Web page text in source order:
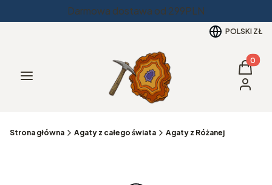
Darmowa dostawa od 299PLN
POLSKI ZŁ
Menu
Koszyk
Strona główna Agaty z całego świata Agaty z Różanej